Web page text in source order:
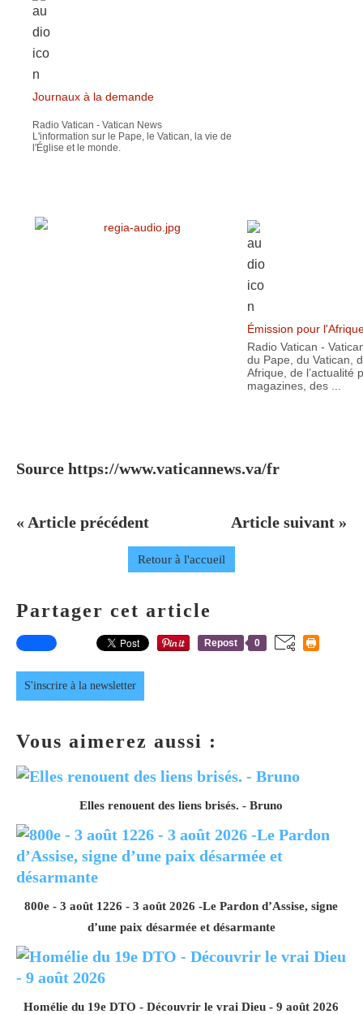
Journaux à la demande
Radio Vatican - Vatican News
L'information sur le Pape, le Vatican, la vie de
l'Église et le monde.
Émission pour
Radio Vatican -
du Pape, du Vatican,
Afrique, de l’actualité
magazines, des ...
Source https://www.vaticannews.va/fr
« Article précédent Article suivant »
Retour à l'accueil
Partager cet article
Repost 0
S'inscrire à la newsletter
Vous aimerez aussi :
Elles renouent des liens brisés. - Bruno
800e - 3 août 1226 - 3 août 2026 -Le Pardon d’Assise, signe
d’une paix désarmée et désarmante
Homélie du 19e DTO - Découvrir le vrai Dieu - 9 août 2026